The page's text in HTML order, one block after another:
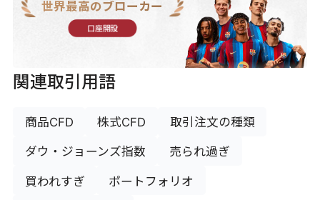
世界最高のブローカー
口座開設
関連取引用語
商品CFD 株式CFD 取引注文の種類
ダウ・ジョーンズ指数 売られ過ぎ
買われすぎ ポートフォリオ